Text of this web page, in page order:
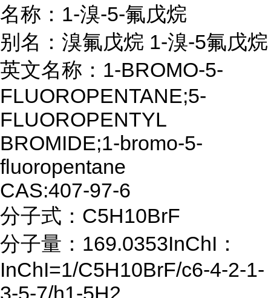
名称：1-溴-5-氟戊烷
别名：溴氟戊烷 1-溴-5氟戊烷
英文名称：1-BROMO-5-
FLUOROPENTANE;5-
FLUOROPENTYL
BROMIDE;1-bromo-5-
fluoropentane
CAS:407-97-6
分子式：C5H10BrF
分子量：169.0353InChI：
InChI=1/C5H10BrF/c6-4-2-1-
3-5-7/h1-5H2